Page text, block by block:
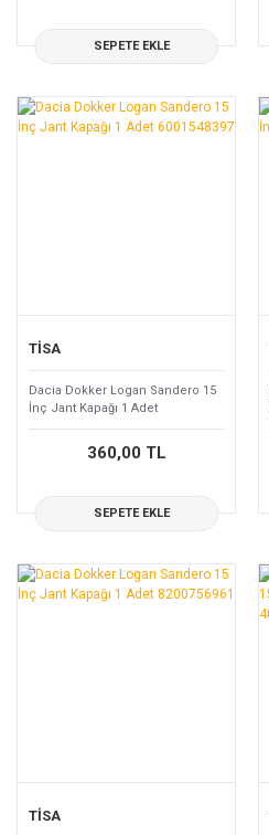
SEPETE EKLE
TİSA
Dacia Dokker Logan Sandero 15
İnç Jant Kapağı 1 Adet
6001548397
360,00 TL
SEPETE EKLE
TİSA